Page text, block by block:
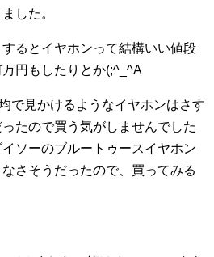
した。
るとイヤホンって結構いい値段
円もしたりとか(;^_^A
で見かけるようなイヤホンはさす
たので買う気がしませんでした
ソーのブルートゥースイヤホン
さそうだったので、買ってみる